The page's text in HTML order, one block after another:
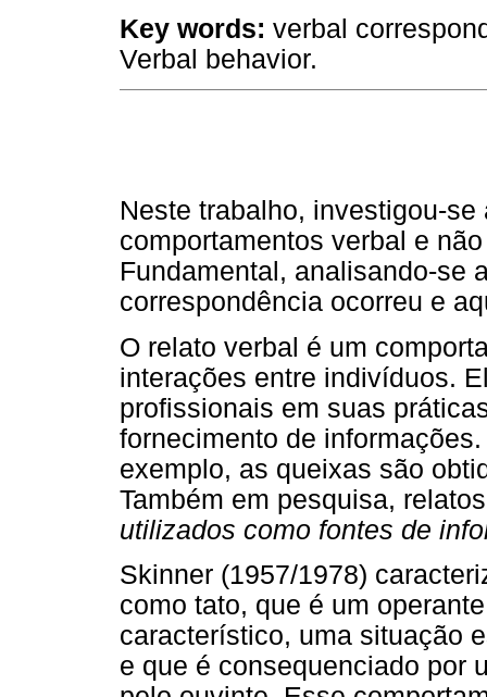
Key words: verbal
Verbal behavior.
Neste trabalho, investigou-
comportamentos verbal e
Fundamental, analisando-se
correspondência ocorreu e
O relato verbal é um
interações entre indivíduos.
profissionais em suas
fornecimento de
exemplo, as queixas são
Também em pesquisa,
utilizados como fontes de
Skinner (1957/1978)
como tato, que é um
característico, uma situação
e que é consequenciado por